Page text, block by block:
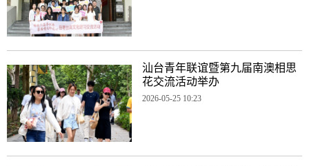
汕台青年联谊暨第九届南澳相思
花交流活动举办
2026-05-25 10:23